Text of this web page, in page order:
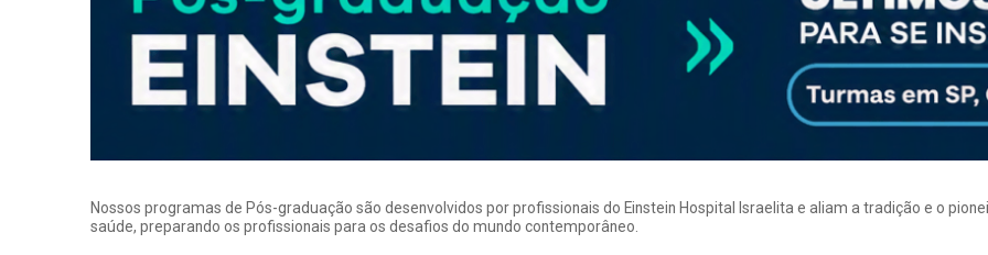
Nossos programas de Pós-graduação são desenvolvidos por profissionais do Einstein Hospital Israelita e aliam a tradição e o
saúde, preparando os profissionais para os desafios do mundo contemporâneo.